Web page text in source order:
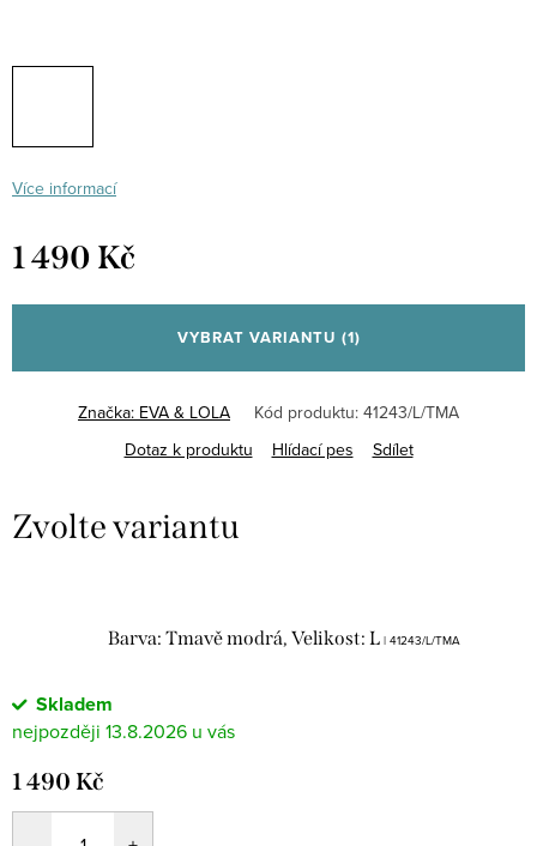
Více informací
1 490 Kč
cena:
VYBRAT VARIANTU (1)
Značka: EVA & LOLA Kód produktu: 41243/L/TMA
Dotaz k produktu
Hlídací pes Sdílet
Barva: Tmavě modrá, Velikost: L | 41243/L/TMA
Skladem
13.8.2026
1 490 Kč